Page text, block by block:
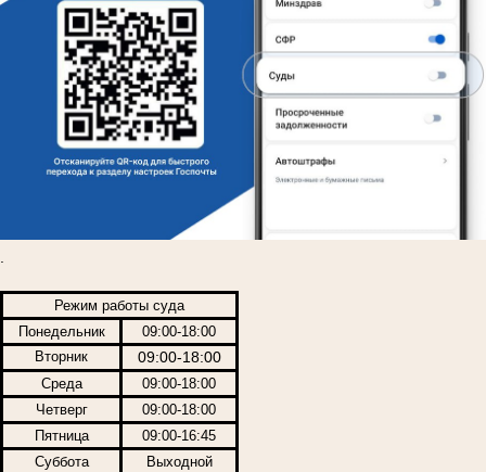
Режим работы суда
Понедельник
09:00-18:00
Вторник
09:00-18:00
Среда
09:00-18:00
Четверг
09:00-18:00
Пятница
09:00-16:45
Суббота
Выходной